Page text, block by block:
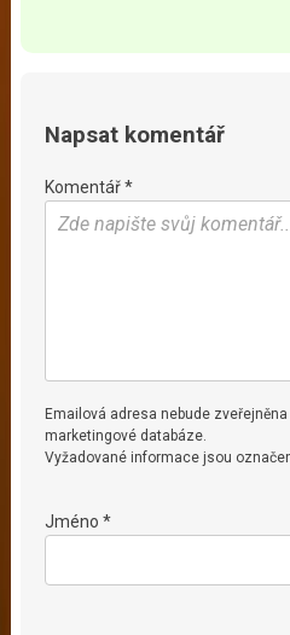
Napsat komentář
Komentář *
Emailová adresa nebude
marketingové databáze.
Vyžadované informace jsou
Jméno *